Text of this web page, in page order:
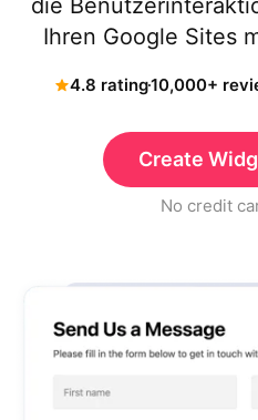
die
Ihren Google Sites
4.8 rating10,000+
Create
No credit